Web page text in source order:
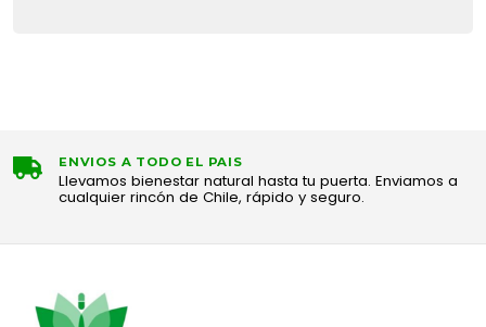
ENVIOS A TODO EL PAIS
Llevamos bienestar natural hasta tu puerta. Enviamos a
cualquier rincón de Chile, rápido y seguro.